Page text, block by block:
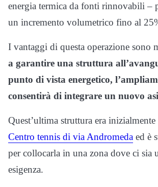
energia termica da fonti rinnovabili –
un incremento volumetrico fino al
I vantaggi di questa operazione sono
a garantire una struttura
punto di vista energetico,
consentirà di integrare un nuovo
Quest’ultima struttura era inizialmente
Centro tennis di via Andromeda ed è
per collocarla in una zona dove ci sia
esigenza.